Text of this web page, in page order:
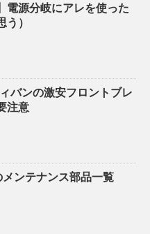
電源分岐にアレを使った
う）
バンの激安フロントブレ
注意
メンテナンス部品一覧